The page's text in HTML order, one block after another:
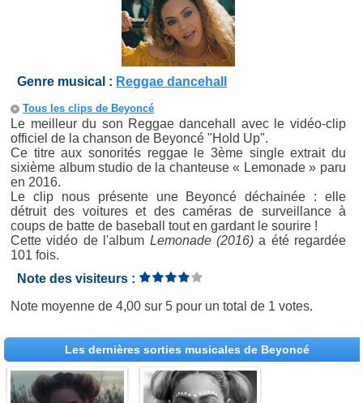
Genre musical : Reggae dancehall
Tous les clips de Beyoncé
Le meilleur du son Reggae dancehall avec le vidéo-clip
officiel de la chanson de Beyoncé "Hold Up".
Ce titre aux sonorités reggae le 3ème single extrait du
sixième album studio de la chanteuse « Lemonade » paru
en 2016.
Le clip nous présente une Beyoncé déchainée : elle
détruit des voitures et des caméras de surveillance à
coups de batte de baseball tout en gardant le sourire !
Cette vidéo de l'album Lemonade (2016)a été regardée
101 fois.
Note des visiteurs :
Note moyenne de4,00 sur5 pour un total de 1 votes.
Les dernières sorties musicales de Beyoncé